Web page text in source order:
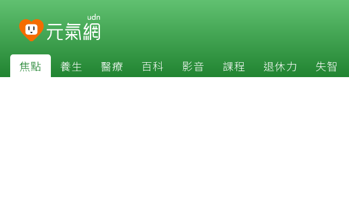
焦點 養生 醫療 百科 影音 課程 退休力 失智